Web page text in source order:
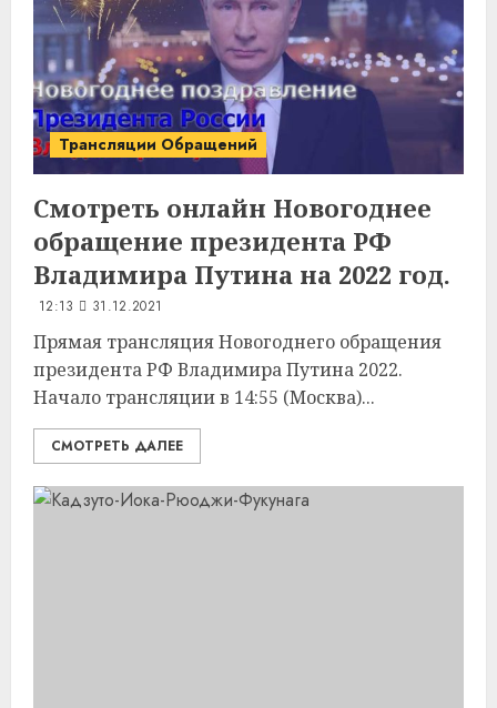
Трансляции Обращений
Смотреть онлайн Новогоднее
обращение президента РФ
Владимира Путина на 2022 год.
12:13 31.12.2021
Прямая трансляция Новогоднего обращения
президента РФ Владимира Путина 2022.
Начало трансляции в 14:55 (Москва)...
СМОТРЕТЬ ДАЛЕЕ